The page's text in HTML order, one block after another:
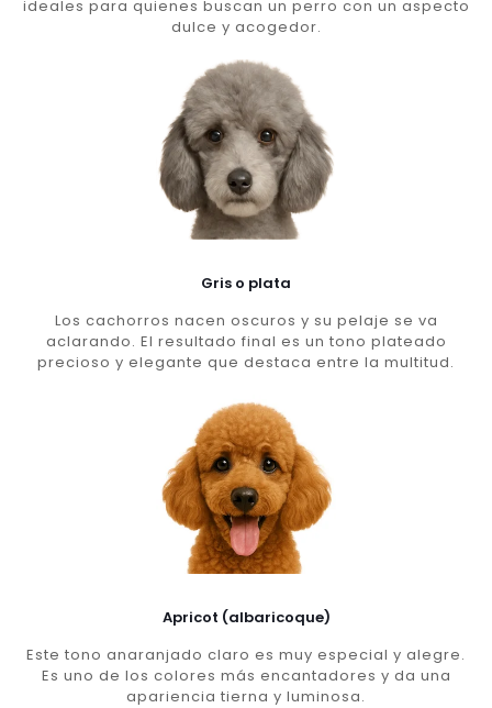
ideales para quienes buscan un perro con un aspecto
dulce y acogedor.
Gris o plata
Los cachorros nacen oscuros y su pelaje se va
aclarando. El resultado final es un tono plateado
precioso y elegante que destaca entre la multitud.
Apricot (albaricoque)
Este tono anaranjado claro es muy especial y alegre.
Es uno de los colores más encantadores y da una
apariencia tierna y luminosa.